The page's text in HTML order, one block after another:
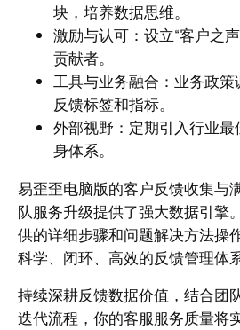
块，培养数据思维。
激励与认可：设立“客户之
贡献者。
工具与业务融合：业务政
反馈标签和指标。
外部视野：定期引入行业
身体系。
易歪歪电脑版的客户反馈收集与
队服务升级提供了强大数据引擎
供的详细步骤和问题解决方法操
科学、闭环、高效的反馈管理体系
持续深耕反馈数据价值，结合团
迭代流程，你的客服服务质量将